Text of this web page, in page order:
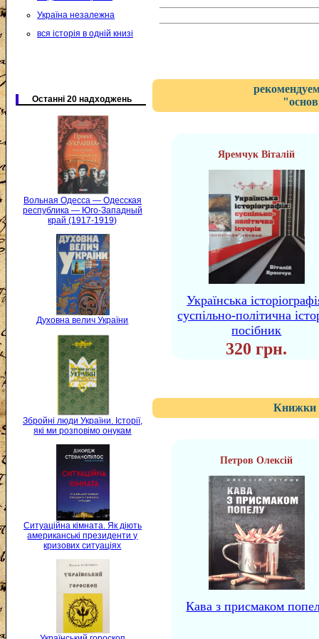
Україна незалежна
вся історія в одній книзі
Останні 20 надходжень
Вольная Одесса — Одесская
республика — Юго-Западный
край (1917-1919)
Духовна велич України
Збройні люди України. Історії,
які ми розповімо онукам
Ситуаційна кімната. Як діють
американські президенти у
кризових ситуаціях
Яремчук Віталій
Українська
суспільно-політична
посібник
320 грн.
Книжки
Петров Олексій
Кава з присмаком